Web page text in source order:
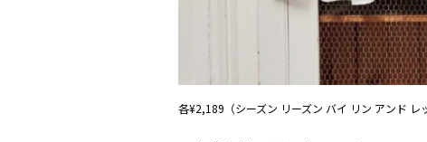
各¥2,189（シーズン リーズン バイ リン アンド レ